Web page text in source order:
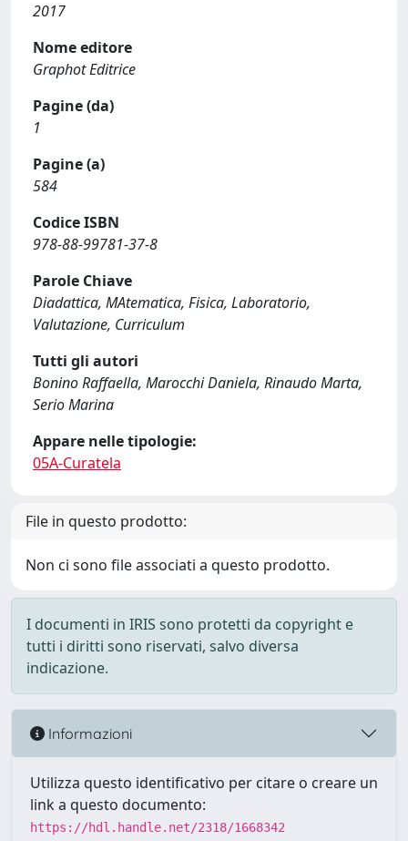
2017
Nome editore
Graphot Editrice
Pagine (da)
1
Pagine (a)
584
Codice ISBN
978-88-99781-37-8
Parole Chiave
Diadattica, MAtematica, Fisica, Laboratorio,
Valutazione, Curriculum
Tutti gli autori
Bonino Raffaella, Marocchi Daniela, Rinaudo Marta,
Serio Marina
Appare nelle tipologie:
05A-Curatela
File in questo prodotto:
Non ci sono file associati a questo prodotto.
I documenti in IRIS sono protetti da copyright e
tutti i diritti sono riservati, salvo diversa
indicazione.
Informazioni
Utilizza questo identificativo per citare o creare un
link a questo documento:
https://hdl.handle.net/2318/1668342